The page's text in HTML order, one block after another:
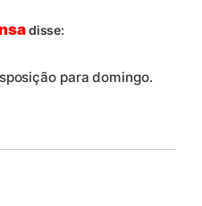
disse:
para domingo.